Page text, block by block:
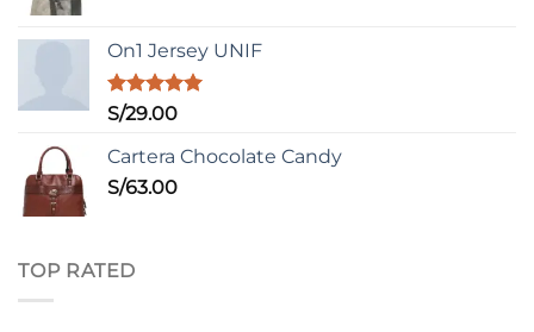
era:
S/98.00.
On1 Jersey UNIF
Valorado
de 5
S/29.00
Cartera Chocolate Candy
S/63.00
TOP RATED